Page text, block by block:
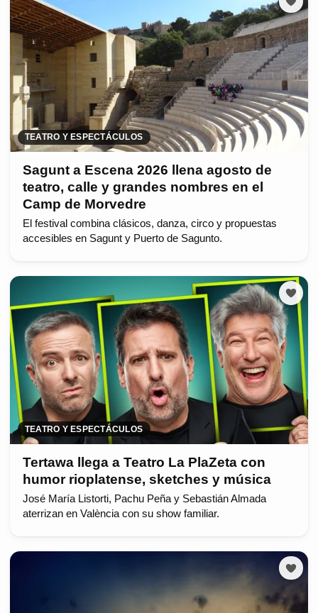
TEATRO Y ESPECTÁCULOS
Sagunt a Escena 2026 llena agosto de
teatro, calle y grandes nombres en el
Camp de Morvedre
El festival combina clásicos, danza, circo y propuestas
accesibles en Sagunt y Puerto de Sagunto.
TEATRO Y ESPECTÁCULOS
Tertawa llega a Teatro La PlaZeta con
humor rioplatense, sketches y música
José María Listorti, Pachu Peña y Sebastián Almada
aterrizan en València con su show familiar.